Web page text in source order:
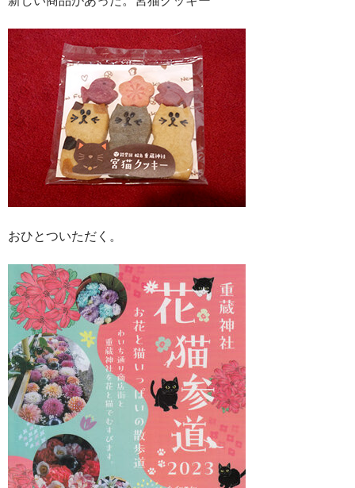
おひとついただく。